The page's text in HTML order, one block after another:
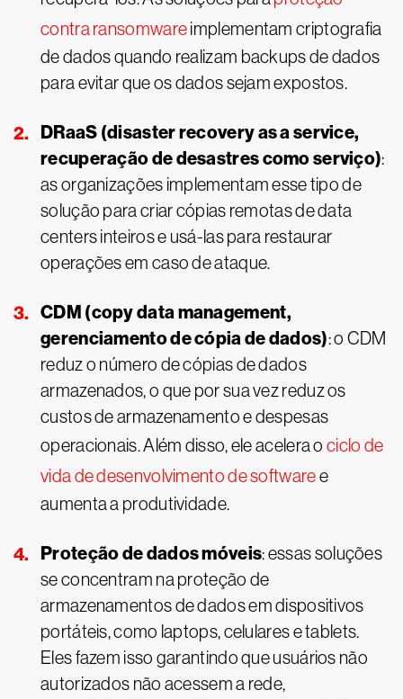
contra ransomwareimplementam criptografia
de dados quando realizam backups de dados
para evitar que os dados sejam expostos.
DRaaS (disaster recovery as a service,
recuperação de desastres como serviço):
as organizações implementam esse tipo de
solução para criar cópias remotas de data
centers inteiros e usá-las para restaurar
operações em caso de ataque.
CDM (copy data management,
gerenciamento de cópia de dados): o CDM
reduz o número de cópias de dados
armazenados, o que por sua vez reduz os
custos de armazenamento e despesas
operacionais. Além disso, ele acelera o ciclo de
vida de desenvolvimento de softwaree
aumenta a produtividade.
Proteção de dados móveis: essas soluções
se concentram na proteção de
armazenamentos de dados em dispositivos
portáteis, como laptops, celulares e tablets.
Eles fazem isso garantindo que usuários não
autorizados não acessem a rede,